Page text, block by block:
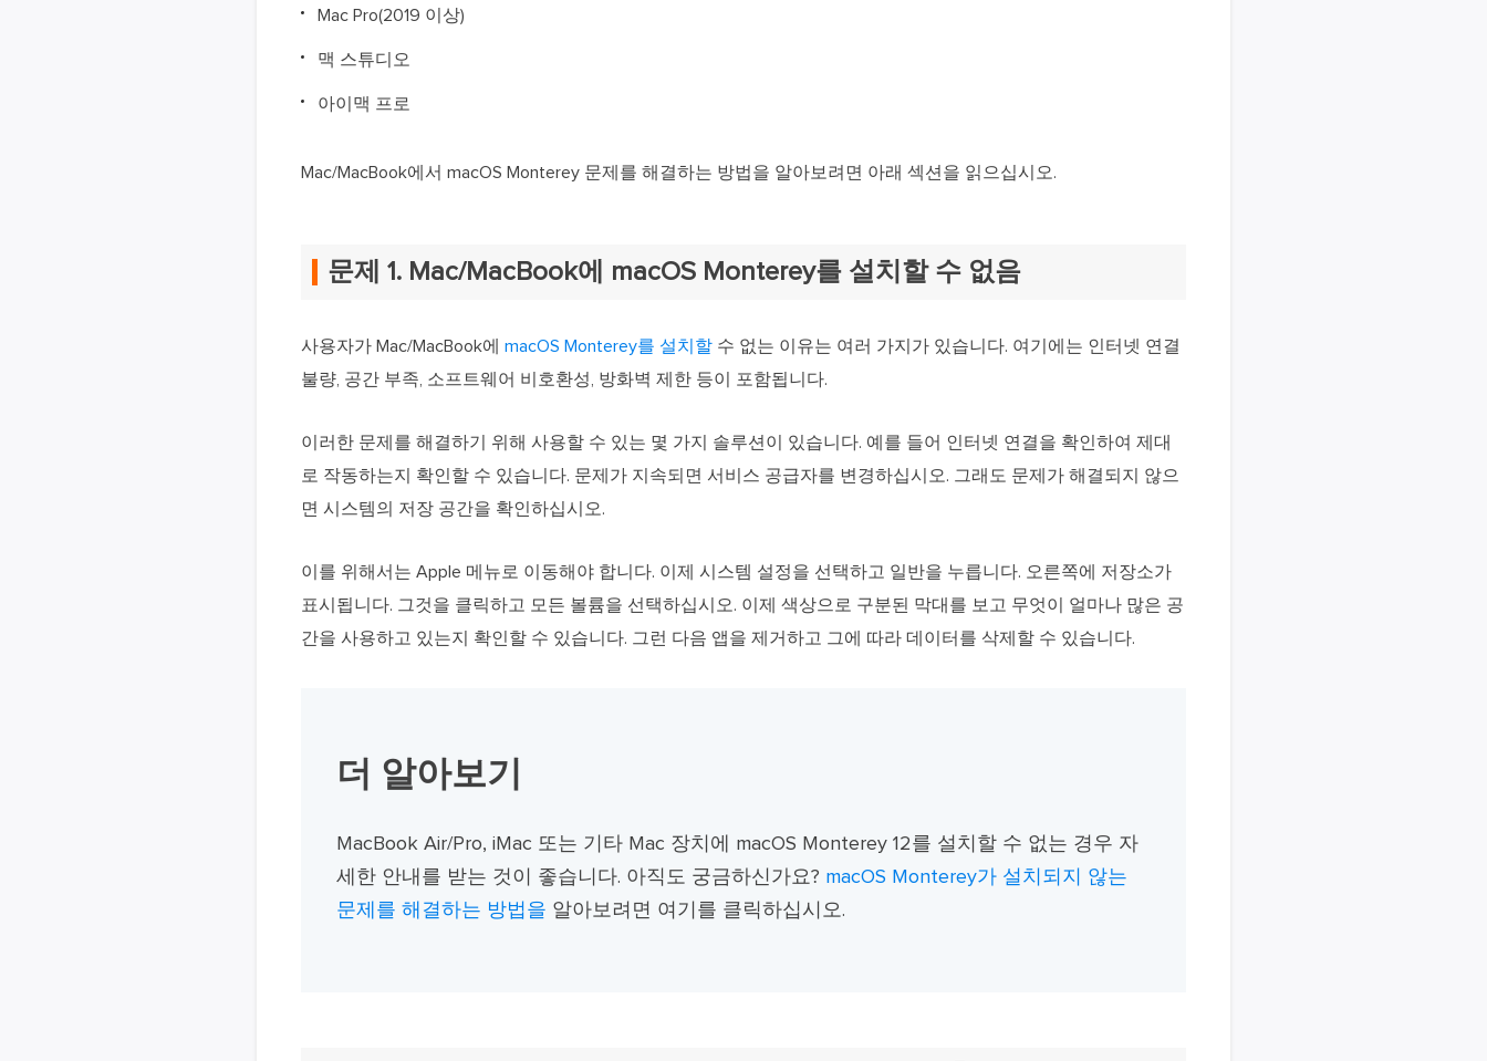
Mac Pro(2019 이상)
맥 스튜디오
아이맥 프로
Mac/MacBook에서 macOS Monterey 문제를 해결하는 방법을 알아보려면 아래 섹션을 읽으십시오.
문제 1. Mac/MacBook에 macOS Monterey를 설치할 수 없음
사용자가 Mac/MacBook에 macOS Monterey를 설치할 수 없는 이유는 여러 가지가 있습니다. 여기에는 인터넷 연결
불량, 공간 부족, 소프트웨어 비호환성, 방화벽 제한 등이 포함됩니다.
이러한 문제를 해결하기 위해 사용할 수 있는 몇 가지 솔루션이 있습니다. 예를 들어 인터넷 연결을 확인하여 제대
로 작동하는지 확인할 수 있습니다. 문제가 지속되면 서비스 공급자를 변경하십시오. 그래도 문제가 해결되지 않으
면 시스템의 저장 공간을 확인하십시오.
이를 위해서는 Apple 메뉴로 이동해야 합니다. 이제 시스템 설정을 선택하고 일반을 누릅니다. 오른쪽에 저장소가
표시됩니다. 그것을 클릭하고 모든 볼륨을 선택하십시오. 이제 색상으로 구분된 막대를 보고 무엇이 얼마나 많은 공
간을 사용하고 있는지 확인할 수 있습니다. 그런 다음 앱을 제거하고 그에 따라 데이터를 삭제할 수 있습니다.
더 알아보기
MacBook Air/Pro, iMac 또는 기타 Mac 장치에 macOS Monterey 12를 설치할 수 없는 경우 자
세한 안내를 받는 것이 좋습니다. 아직도 궁금하신가요? macOS Monterey가 설치되지 않는
문제를 해결하는 방법을 알아보려면 여기를 클릭하십시오.